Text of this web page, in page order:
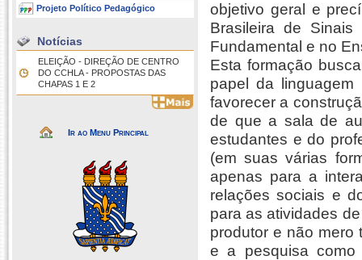
Projeto Político Pedagógico
Notícias
ELEIÇÃO - DIREÇÃO DE CENTRO
DO CCHLA - PROPOSTAS DAS
CHAPAS 1 E 2
Ir ao Menu Principal
objetivo geral e
Brasileira de
Fundamental e no
Esta formação
papel da
favorecer a
de que a sala de
estudantes e do
(em suas várias
apenas para a
relações sociais e
para as atividades
produtor e não mero
e a pesquisa